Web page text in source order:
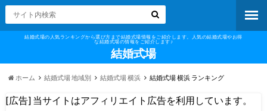
結婚式場の人気ランキングから選び方まで結婚式場情報をご紹介します。人気の結婚式場やお得
な結婚式場の情報をご紹介します♪
結婚式場
ホーム 結婚式場 地域別 結婚式場 横浜 結婚式場 横浜 ランキング
[広告] 当サイトはアフィリエイト広告を利用しています。